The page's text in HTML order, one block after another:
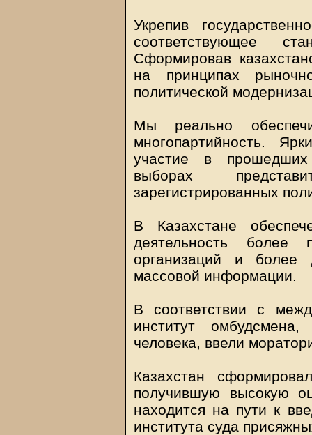
Укрепив
соответствующее
Сформировав
на принципах
политической
Мы реально
многопартийность.
участие в прошедших
выборах
зарегистрированных
В Казахстане
деятельность более
организаций и более
массовой информации.
В соответствии с
институт
человека, ввели
Казахстан
получившую высокую
находится на пути к
института суда